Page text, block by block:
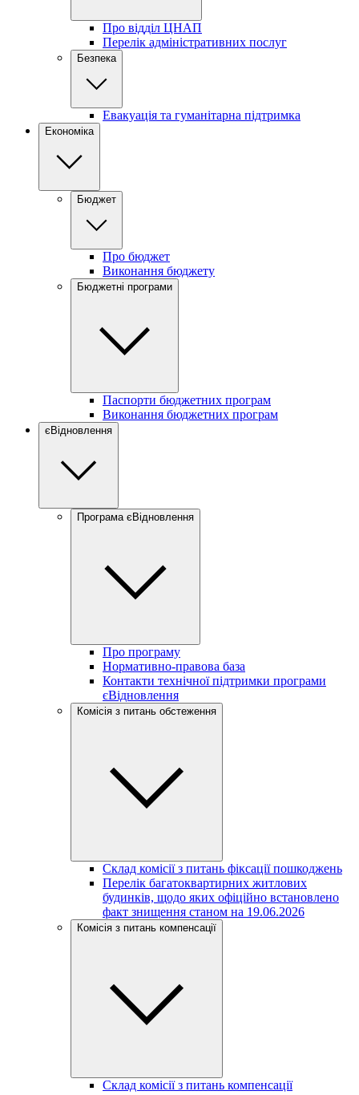
Про відділ ЦНАП
Перелік адміністративних послуг
Безпека
Евакуація та гуманітарна підтримка
Економіка
Бюджет
Про бюджет
Виконання бюджету
Бюджетні програми
Паспорти бюджетних програм
Виконання бюджетних програм
єВідновлення
Програма єВідновлення
Про програму
Нормативно-правова база
Контакти технічної підтримки програми
єВідновлення
Комісія з питань обстеження
Склад комісії з питань фіксації пошкоджень
Перелік багатоквартирних житлових
будинків, щодо яких офіційно встановлено
факт знищення станом на 19.06.2026
Комісія з питань компенсації
Склад комісії з питань компенсації